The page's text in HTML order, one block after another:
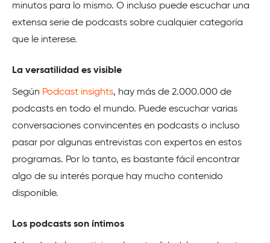
minutos para lo mismo. O incluso puede escuchar una
extensa serie de podcasts sobre cualquier categoría
que le interese.
La versatilidad es visible
Según Podcast insights, hay más de 2.000.000 de
podcasts en todo el mundo. Puede escuchar varias
conversaciones convincentes en podcasts o incluso
pasar por algunas entrevistas con expertos en estos
programas. Por lo tanto, es bastante fácil encontrar
algo de su interés porque hay mucho contenido
disponible.
Los podcasts son íntimos